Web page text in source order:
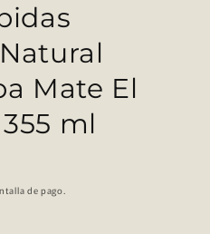
Mate El
ml
de pago.